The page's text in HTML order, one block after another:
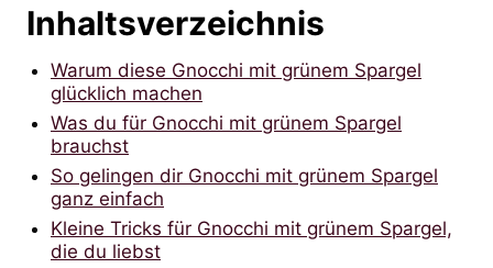
Inhaltsverzeichnis
Warum diese Gnocchi mit grünem Spargel
glücklich machen
Was du für Gnocchi mit grünem Spargel
brauchst
So gelingen dir Gnocchi mit grünem Spargel
ganz einfach
Kleine Tricks für Gnocchi mit grünem Spargel,
die du liebst